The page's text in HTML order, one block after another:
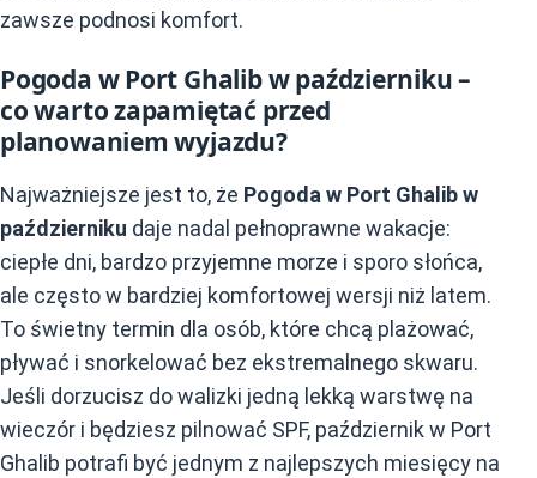
zawsze podnosi komfort.
Pogoda w Port Ghalib w październiku –
co warto zapamiętać przed
planowaniem wyjazdu?
Najważniejsze jest to, że Pogoda w Port Ghalib w
październiku daje nadal pełnoprawne wakacje:
ciepłe dni, bardzo przyjemne morze i sporo słońca,
ale często w bardziej komfortowej wersji niż latem.
To świetny termin dla osób, które chcą plażować,
pływać i snorkelować bez ekstremalnego skwaru.
Jeśli dorzucisz do walizki jedną lekką warstwę na
wieczór i będziesz pilnować SPF, październik w Port
Ghalib potrafi być jednym z najlepszych miesięcy na